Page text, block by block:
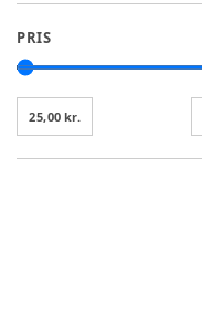
PRIS
25,00 kr.